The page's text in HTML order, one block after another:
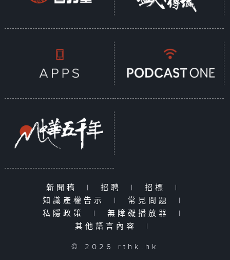
新聞稿 | 招聘 | 招標
|
知識產權告示
| 常見問題
|
私隱政策
| 無障礙播放器
|
其他語言內容
|
© 2026 rthk.hk